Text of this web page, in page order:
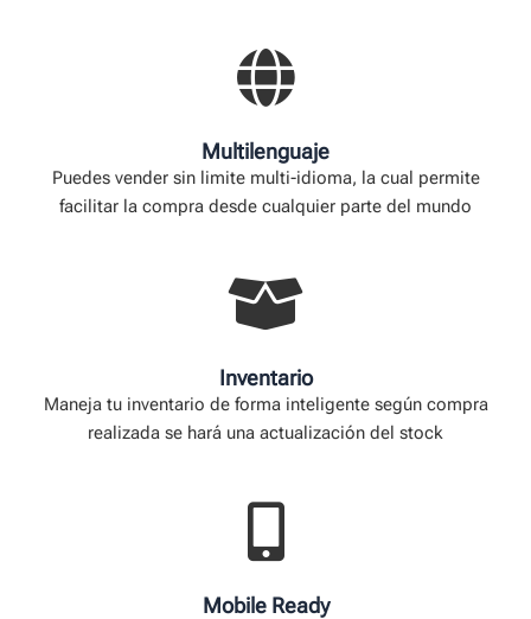
Multilenguaje
Puedes vender sin limite multi-idioma, la cual permite
facilitar la compra desde cualquier parte del mundo
Inventario
Maneja tu inventario de forma inteligente según compra
realizada se hará una actualización del stock
Mobile Ready